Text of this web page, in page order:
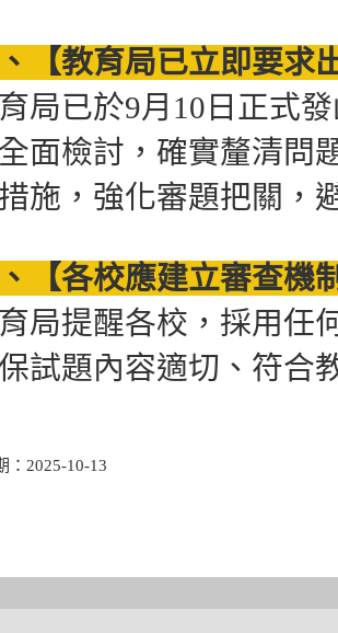
【教育局已立即要求
局已於9月10日正式
面檢討，確實釐清問
施，強化審題把關，
【各校應建立審查機
局提醒各校，採用任
試題內容適切、符合
：2025-10-13